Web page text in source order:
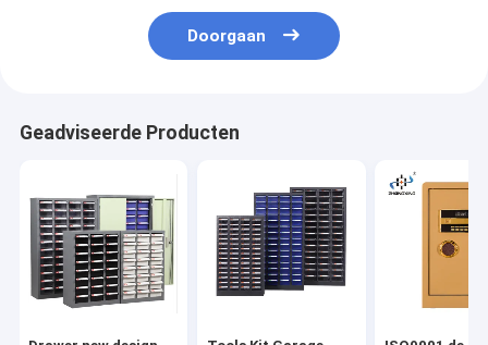
Doorgaan
Geadviseerde Producten